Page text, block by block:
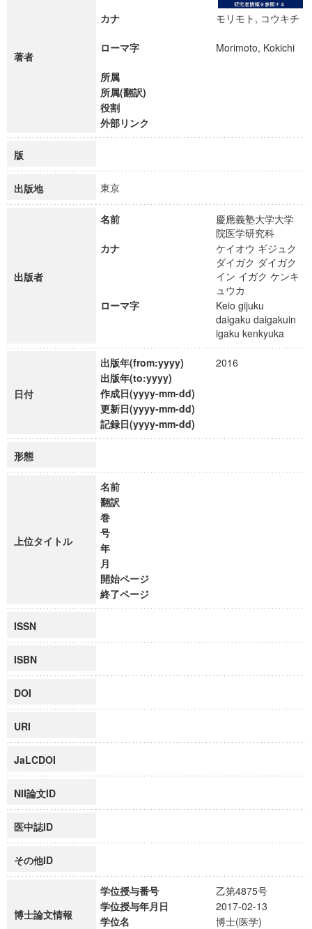
著者
カナ モリモト, コウキチ
ローマ字 Morimoto, Kokichi
所属
所属(翻訳)
役割
外部リンク
版
出版地 東京
出版者
名前
慶應義塾大学大学
院医学研究科
カナ
ケイオウ ギジュク
ダイガク ダイガク
イン イガク ケンキ
ュウカ
ローマ字
Keio gijuku
daigaku daigakuin
igaku kenkyuka
日付
出版年(from:yyyy)
2016
出版年(to:yyyy)
作成日(yyyy-mm-dd)
更新日(yyyy-mm-dd)
記録日(yyyy-mm-dd)
形態
上位タイトル
名前
翻訳
巻
号
年
月
開始ページ
終了ページ
ISSN
ISBN
DOI
URI
JaLCDOI
NII論文ID
医中誌ID
その他ID
博士論文情報
学位授与番号
乙第4875号
学位授与年月日
2017-02-13
学位名
博士(医学)